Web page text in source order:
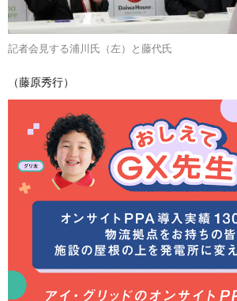
記者会見する浦川氏（左）と藤代氏
（藤原秀行）